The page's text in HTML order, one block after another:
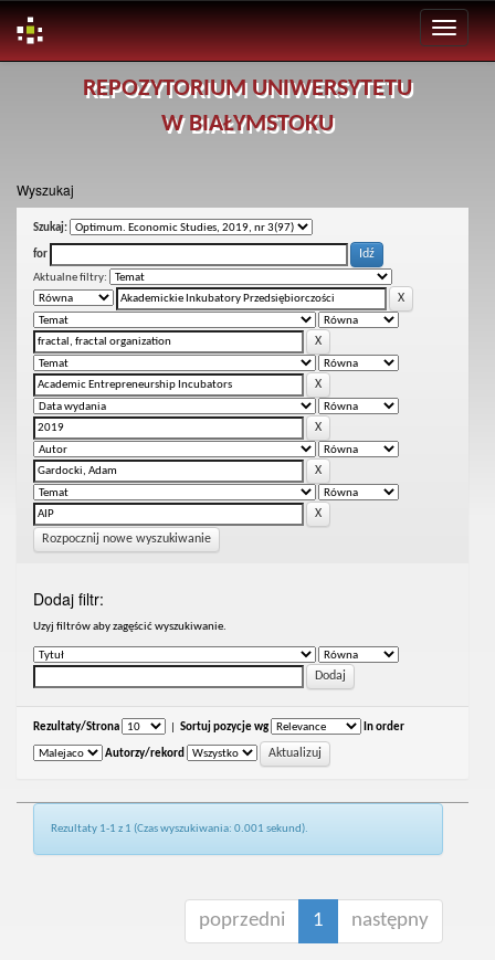
REPOZYTORIUM UNIWERSYTETU
W BIAŁYMSTOKU
Wyszukaj
Szukaj:
for
Aktualne filtry:
Rozpocznij nowe wyszukiwanie
Dodaj filtr:
Uzyj filtrów aby zagęścić wyszukiwanie.
Rezultaty/Strona Sortuj pozycje wg In order
Autorzy/rekord
Rezultaty 1-1 z 1 (Czas wyszukiwania: 0.001 sekund).
poprzedni 1 następny